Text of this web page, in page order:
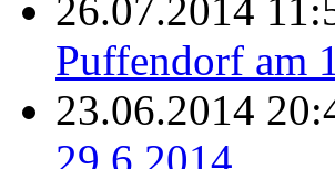
26.07.2014
Puffendorf am
23.06.2014
29.6.2014